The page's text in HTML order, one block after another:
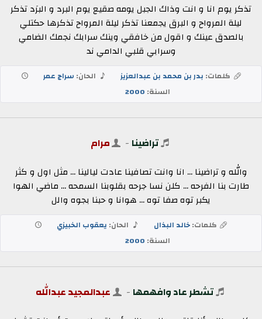
تذكر يوم انا و انت وذاك الجبل يومه صقيع يوم البرد و البرَد تذكر
ليلة المرواح و البرق يجمعنا تذكر ليلة المرواح تذكرها حكتلي
بالصدق عينك و اقول من خافقي وينك سرابك نجمك الضامي
وسرابي قلبي الدامي ند
كلمات: بدر بن محمد بن عبدالعزيز الحان: سراج عمر
السنة: 2000
تراضينا - مرام
والله و تراضينا ... انا وانت تصافينا عادت ليالينا ... مثل اول و كثر
طارت بنا الفرحه ... كلن نسا جرحه بقلوبنا السمحه ... ماضي الهوا
يكبر توه صفا توه ... هوانا و حبنا بجوه والل
كلمات:خالد البذال الحان: يعقوب الخبيزي
السنة: 2000
تشطر عاد وافهمها - عبدالمجيد عبدالله